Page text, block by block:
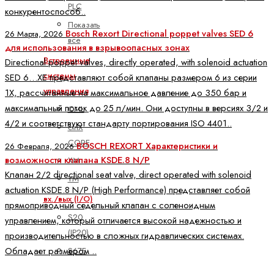
PLC
Показать
все
Встроенные
системы
управления
CML
ctrlX
CORE
XM
YM
вх./вых (I/O)
S20
(IP20)
S67E
конкурентоспособ..
26 Марта, 2026 Bosch Rexort Directional poppet valves SED 6
для использования в взрывоопасных зонах
Directional poppet valves, directly operated, with solenoid actuation
SED 6…XE представляют собой клапаны размером 6 из серии
1X, рассчитанные на максимальное давление до 350 бар и
максимальный поток до 25 л/мин. Они доступны в версиях 3/2 и
4/2 и соответствуют стандарту портирования ISO 4401..
26 Февраля, 2026BOSCH REXORT Характеристики и
возможности клапана KSDE.8 N/P
Клапан 2/2 directional seat valve, direct operated with solenoid
actuation KSDE.8 N/P (High Performance) представляет собой
прямоприводный седельный клапан с соленоидным
управлением, который отличается высокой надежностью и
производительностью в сложных гидравлических системах.
Обладает размером ..